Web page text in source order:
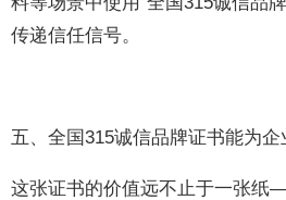
传递信任信号。
五、全国315诚信品牌证书能为企
这张证书的价值远不止于一张